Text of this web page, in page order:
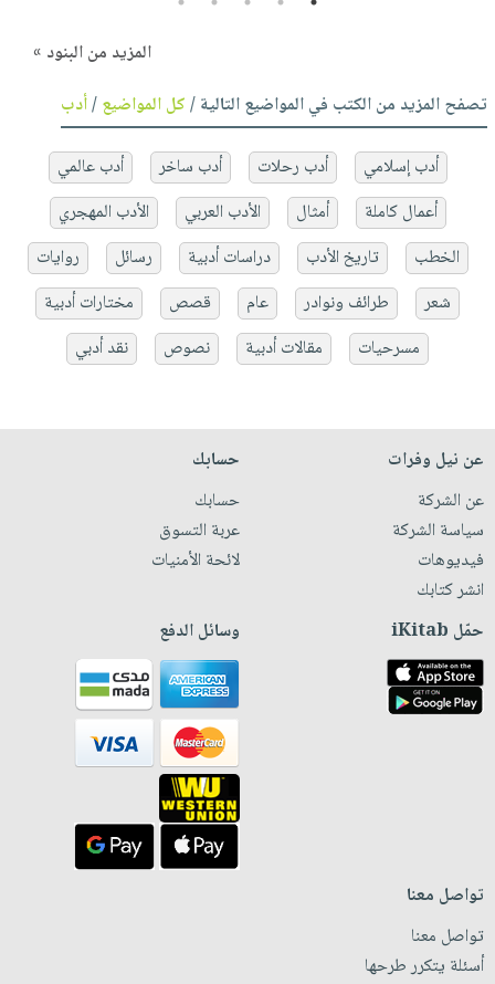
المزيد من البنود »
تصفح المزيد من الكتب في المواضيع التالية /كل المواضيع/أدب
أدب إسلامي أدب رحلات أدب ساخر
أدب عالمي
أعمال كاملة
أمثال الأدب العربي
الأدب المهجري
الخطب
تاريخ الأدب دراسات أدبية رسائل
روايات
شعر
طرائف ونوادر عام قصص
مختارات أدبية
مسرحيات
مقالات أدبية نصوص نقد أدبي
عن نيل وفرات
عن الشركة
سياسة الشركة
فيديوهات
انشر كتابك
حسابك
حسابك
عربة التسوق
لائحة الأمنيات
حمّل iKitab وسائل الدفع
تواصل معنا
تواصل معنا
أسئلة يتكرر طرحها